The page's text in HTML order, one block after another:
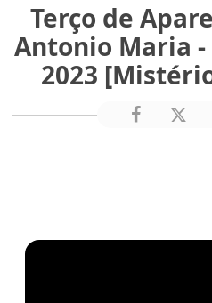
Terço de
Antonio Maria
2023